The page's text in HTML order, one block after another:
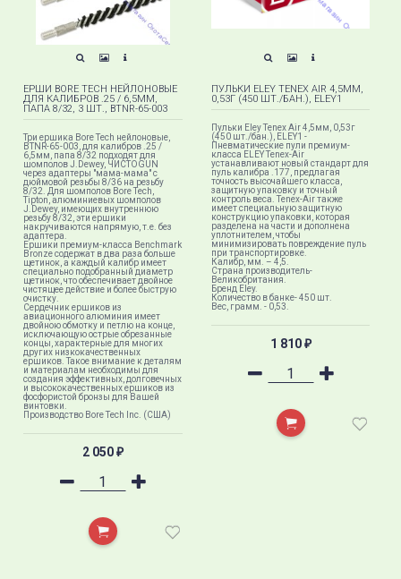
ЕРШИ BORE TECH НЕЙЛОНОВЫЕ
ДЛЯ КАЛИБРОВ .25 / 6,5ММ,
ПАПА 8/32, 3 ШТ., BTNR-65-003
Три ершика Bore Tech нейлоновые,
BTNR-65-003, для калибров .25 /
6,5мм, папа 8/32 подходят для
шомполов J.Dewey, ЧИСТОGUN
через адаптеры "мама-мама" с
дюймовой резьбы 8/36 на резьбу
8/32. Для шомполов Bore Tech,
Tipton, алюминиевых шомполов
J.Dewey, имеющих внутреннюю
резьбу 8/32, эти ершики
накручиваются напрямую, т.е. без
адаптера.
Ершики премиум-класса Benchmark
Bronze содержат в два раза больше
щетинок, а каждый калибр имеет
специально подобранный диаметр
щетинок, что обеспечивает двойное
чистящее действие и более быструю
очистку.
Сердечник ершиков из
авиационного алюминия имеет
двойною обмотку и петлю на конце,
исключающую острые обрезанные
концы, характерные для многих
других низкокачественных
ершиков. Такое внимание к деталям
и материалам необходимы для
создания эффективных, долговечных
и высококачественных ершиков из
фосфористой бронзы для Вашей
винтовки.
Производство Bore Tech Inc. (США)
2 050 ₽
ПУЛЬКИ ELEY TENEX AIR 4,5ММ,
0,53Г (450 ШТ./БАН.), ELEY1
Пульки Eley Tenex Air 4,5мм, 0,53г
(450 шт./бан.), ELEY1 -
Пневматические пули премиум-
класса ELEY Tenex-Air
устанавливают новый стандарт для
пуль калибра .177, предлагая
точность высочайшего класса,
защитную упаковку и точный
контроль веса. Tenex-Air также
имеет специальную защитную
конструкцию упаковки, которая
разделена на части и дополнена
уплотнителем, чтобы
минимизировать повреждение пуль
при транспортировке.
Калибр, мм. – 4,5.
Страна производитель-
Великобритания.
Брeнд Eley.
Количество в банке- 450 шт.
Вес, грамм. - 0,53.
1 810 ₽